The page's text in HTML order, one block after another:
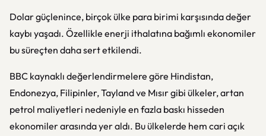
Dolar güçlenince, birçok ülke para birimi karşısında değer
kaybı yaşadı. Özellikle enerji ithalatına bağımlı ekonomiler
bu süreçten daha sert etkilendi.
BBC kaynaklı değerlendirmelere göre Hindistan,
Endonezya, Filipinler, Tayland ve Mısır gibi ülkeler, artan
petrol maliyetleri nedeniyle en fazla baskı hisseden
ekonomiler arasında yer aldı. Bu ülkelerde hem cari açık